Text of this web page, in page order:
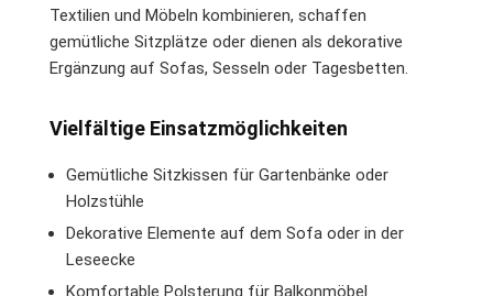
Textilien und Möbeln kombinieren, schaffen
gemütliche Sitzplätze oder dienen als dekorative
Ergänzung auf Sofas, Sesseln oder Tagesbetten.
Vielfältige Einsatzmöglichkeiten
Gemütliche Sitzkissen für Gartenbänke oder
Holzstühle
Dekorative Elemente auf dem Sofa oder in der
Leseecke
Komfortable Polsterung für Balkonmöbel